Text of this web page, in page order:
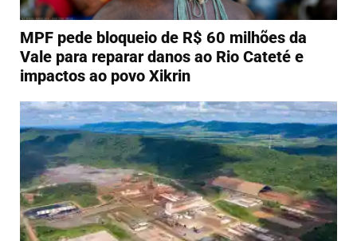
MPF pede bloqueio de R$ 60 milhões da
Vale para reparar danos ao Rio Cateté e
impactos ao povo Xikrin